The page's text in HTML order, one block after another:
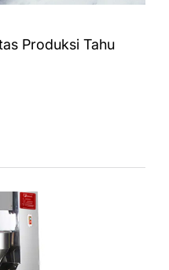
Produksi Tahu